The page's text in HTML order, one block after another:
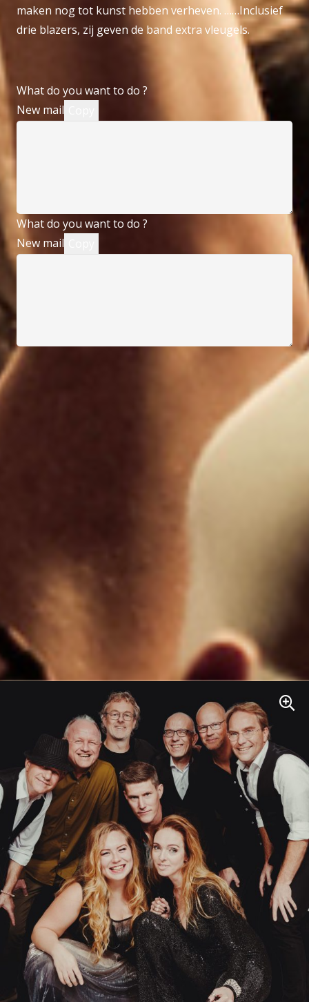
maken nog tot kunst hebben verheven. ……Inclusief
drie blazers, zij geven de band extra vleugels.
What do you want to do ?
New mail
What do you want to do ?
New mail